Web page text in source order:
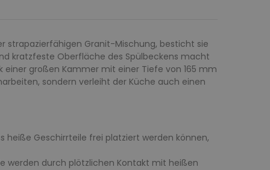
strapazierfähigen Granit-Mischung, besticht sie
kratzfeste Oberfläche des Spülbeckens macht
großen Kammer mit einer Tiefe von 165 mm
sondern verleiht der Küche auch einen
heiße Geschirrteile frei platziert werden können,
werden durch plötzlichen Kontakt mit heißen